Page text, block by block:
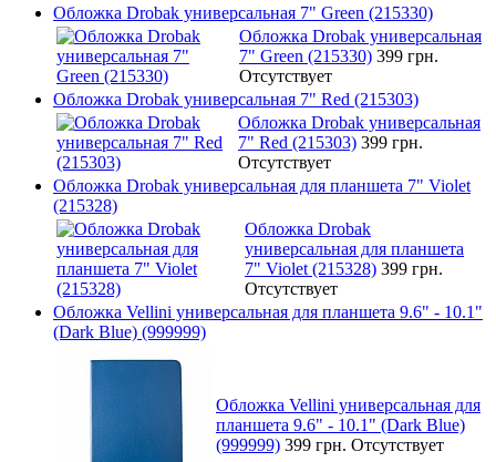
Обложка Drobak универсальная 7" Green (215330)
Обложка Drobak универсальная
7" Green (215330) 399 грн.
Отсутствует
Обложка Drobak универсальная 7" Red (215303)
Обложка Drobak универсальная
7" Red (215303) 399 грн.
Отсутствует
Обложка Drobak универсальная для планшета 7" Violet
(215328)
Обложка Drobak
универсальная для планшета
7" Violet (215328) 399 грн.
Отсутствует
Обложка Vellini универсальная для планшета 9.6" - 10.1"
(Dark Blue) (999999)
Обложка Vellini универсальная для
планшета 9.6" - 10.1" (Dark Blue)
(999999) 399 грн. Отсутствует